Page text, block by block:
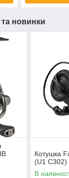
та новинки
Котушка
(U1 C302)
В